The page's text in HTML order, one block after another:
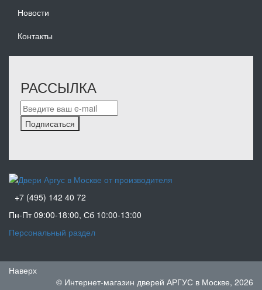
Новости
Контакты
РАССЫЛКА
Подписаться
+7 (495) 142 40 72
Пн-Пт 09:00-18:00, Сб 10:00-13:00
Персональный раздел
Наверх
© Интернет-магазин дверей АРГУС в Москве, 2026